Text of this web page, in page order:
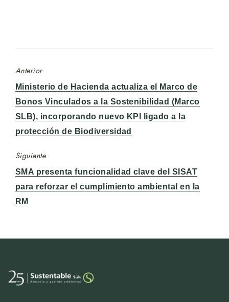
Anterior
Entrada
anterior:
Ministerio de Hacienda actualiza el Marco de
Bonos Vinculados a la Sostenibilidad (Marco
SLB), incorporando nuevo KPI ligado a la
protección de Biodiversidad
Siguiente
Entrada
siguiente:
SMA presenta funcionalidad clave del SISAT
para reforzar el cumplimiento ambiental en la
RM